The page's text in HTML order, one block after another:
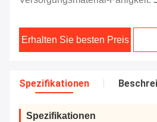
Erhalten Sie besten Preis
Spezifikationen
Spezifikationen